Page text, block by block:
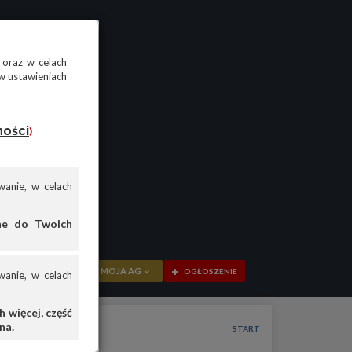
w celach
ustawieniach
)
w celach
do Twoich
w celach
więcej, część
MOJA AG
PRZEGLĄD
OGŁOSZENIE
START